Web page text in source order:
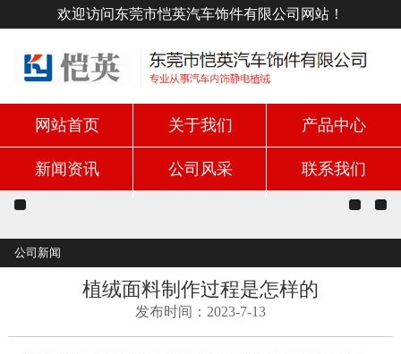
欢迎访问东莞市恺英汽车饰件有限公司网站！
网站首页 关于我们 产品中心
新闻资讯 公司风采 联系我们
公司新闻
植绒面料制作过程是怎样的
发布时间：2023-7-13